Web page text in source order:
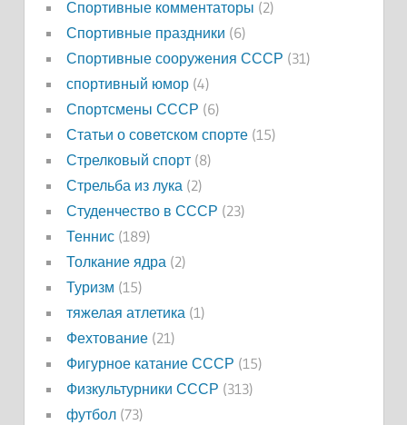
Спортивные комментаторы (2)
Спортивные праздники (6)
Спортивные сооружения СССР (31)
спортивный юмор(4)
Спортсмены СССР (6)
Статьи о советском спорте(15)
Стрелковый спорт(8)
Стрельба из лука (2)
Студенчество в СССР (23)
Теннис(189)
Толкание ядра (2)
Туризм (15)
тяжелая атлетика (1)
Фехтование(21)
Фигурное катание СССР (15)
Физкультурники СССР (313)
футбол(73)